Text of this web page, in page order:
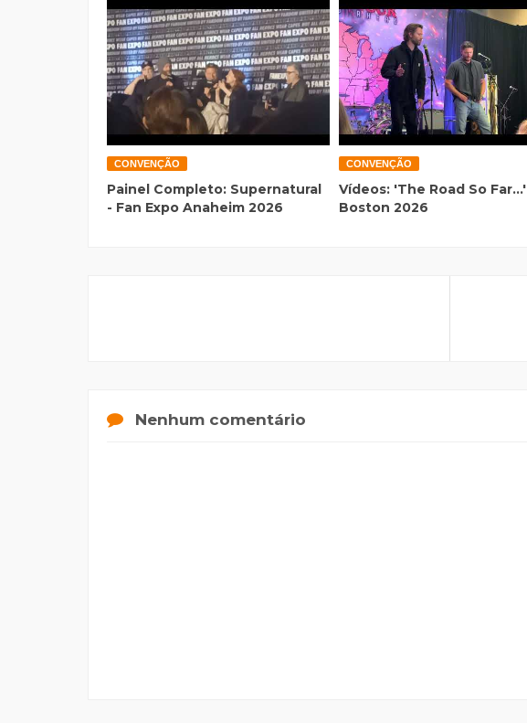
CONVENÇÃO
Painel Completo: Supernatural
- Fan Expo Anaheim 2026
CONVENÇÃO
Vídeos: 'The Road So Far...'
Boston 2026
Nenhum comentário